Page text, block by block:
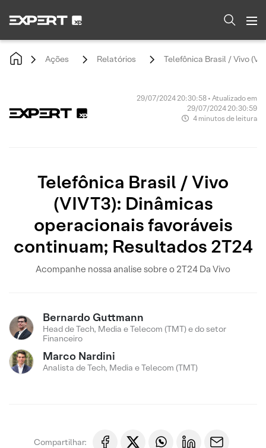
Ações Relatórios Telefônica Brasil / Vivo
29/07/2024 20:30:58 • Atualizado em
29/07/2024 20:30:59
4 minutos de leitura
Telefônica Brasil / Vivo
(VIVT3): Dinâmicas
operacionais favoráveis
continuam; Resultados 2T24
Acompanhe nossa analise sobre o 2T24 Da Vivo
Bernardo Guttmann
Head de Tech, Media e Telecom (TMT) e do setor
Financeiro
Marco Nardini
Analista de Tech, Media e Telecom (TMT)
Compartilhar: